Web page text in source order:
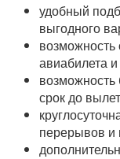
удобный
выгодного
возможность
авиабилета
срок до
перерывов